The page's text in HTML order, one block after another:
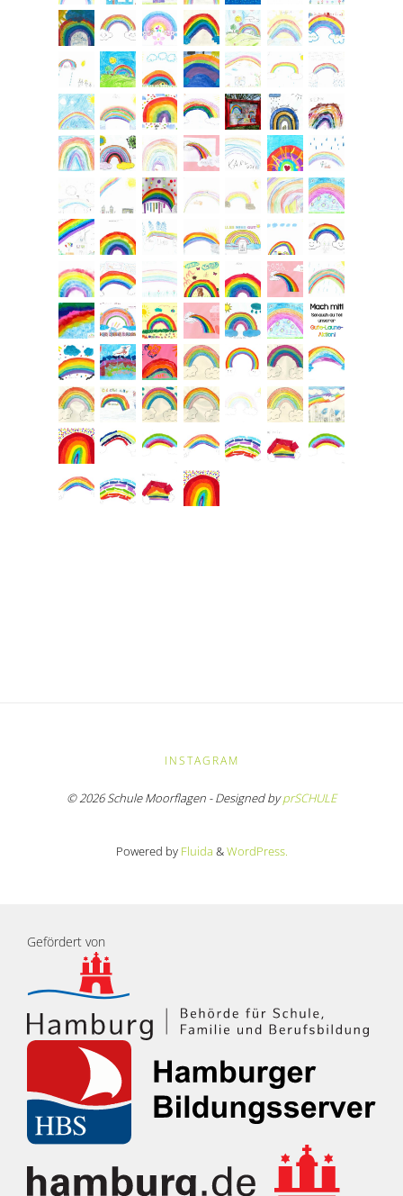
INSTAGRAM
© 2026 Schule Moorflagen - Designed byprSCHULE
Powered byFluida &WordPress.
Gefördert von